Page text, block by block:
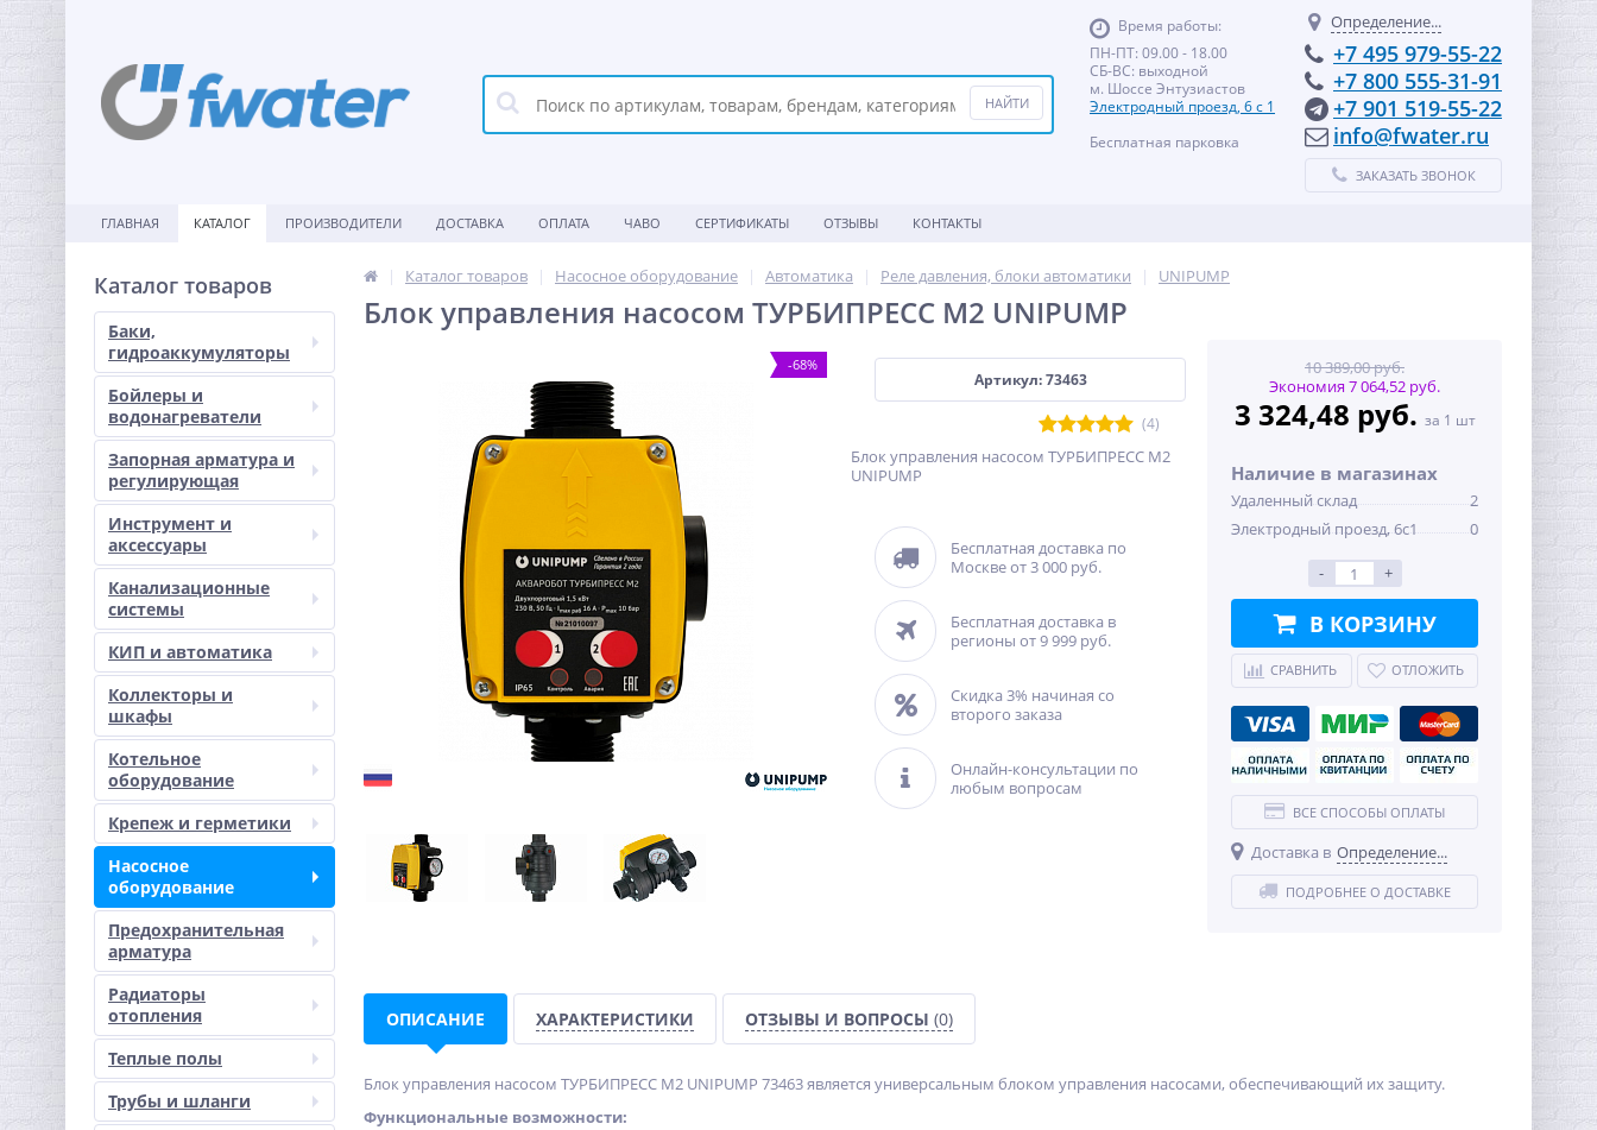
Время работы:
ПН-ПТ: 09.00 - 18.00
СБ-ВС: выходной
м. Шоссе Энтузиастов
Электродный проезд, 6 с 1
Бесплатная парковка
Определение...
+7 495 979-55-22
+7 800 555-31-91
+7 901 519-55-22
info@fwater.ru
ЗАКАЗАТЬ ЗВОНОК
ГЛАВНАЯ КАТАЛОГ ПРОИЗВОДИТЕЛИ ДОСТАВКА ОПЛАТА ЧАВО СЕРТИФИКАТЫ ОТЗЫВЫ КОНТАКТЫ
Каталог товаров
Баки,
гидроаккумуляторы
Бойлеры и
водонагреватели
Запорная арматура и
регулирующая
Инструмент и
аксессуары
Канализационные
системы
КИП и автоматика
Коллекторы и
шкафы
Котельное
оборудование
Крепеж и герметики
Насосное
оборудование
Предохранительная
арматура
Радиаторы
отопления
Теплые полы
Трубы и шланги
Каталог товаров Насосное оборудование Автоматика Реле давления, блоки автоматики UNIPUMP
Блок управления насосом ТУРБИПРЕСС М2 UNIPUMP
-68%
Артикул: 73463
(4)
Блок управления насосом ТУРБИПРЕСС М2
UNIPUMP
Бесплатная доставка по
Москве от 3 000 руб.
Бесплатная доставка в
регионы от 9 999 руб.
Скидка 3% начиная со
второго заказа
Онлайн-консультации по
любым вопросам
10 389,00 руб.
Экономия 7 064,52 руб.
3 324,48 руб. за 1 шт
Наличие в магазинах
Удаленный склад
2
Электродный проезд, 6с1
0
- +
В КОРЗИНУ
СРАВНИТЬ ОТЛОЖИТЬ
ВСЕ СПОСОБЫ ОПЛАТЫ
Доставка в Определение...
ПОДРОБНЕЕ О ДОСТАВКЕ
ОПИСАНИЕ ХАРАКТЕРИСТИКИ ОТЗЫВЫ И ВОПРОСЫ (0)
Блок управления насосом ТУРБИПРЕСС М2 UNIPUMP 73463 является универсальным блоком управления насосами, обеспечивающий их защиту.
Функциональные возможности: